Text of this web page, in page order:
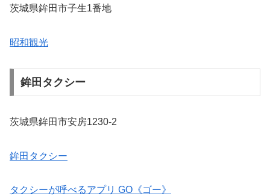
茨城県鉾田市子生1番地
昭和観光
鉾田タクシー
茨城県鉾田市安房1230-2
鉾田タクシー
タクシーが呼べるアプリ GO《ゴー》